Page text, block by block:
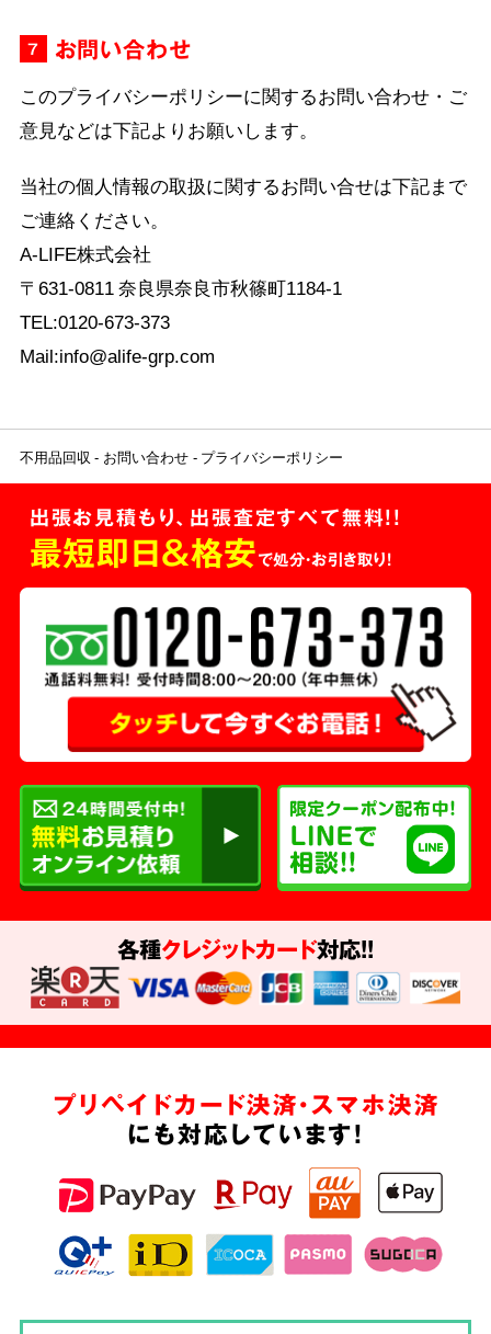
7 お問い合わせ
このプライバシーポリシーに関するお問い合わせ・ご
意見などは下記よりお願いします。
当社の個人情報の取扱に関するお問い合せは下記まで
ご連絡ください。
A-LIFE株式会社
〒631-0811 奈良県奈良市秋篠町1184-1
TEL:0120-673-373
Mail:info@alife-grp.com
不用品回収 お問い合わせ プライバシーポリシー
出張お見積もり、出張査定すべて無料!!
最短即日＆格安で処分・お引き取り！
各種クレジットカード対応!!
プリペイドカード決済・スマホ決済
にも対応しています!